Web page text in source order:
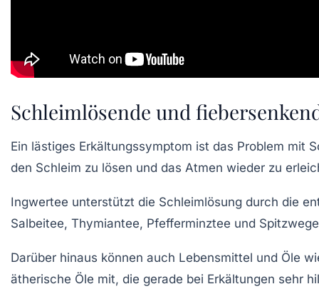
Schleimlösende und
Ein lästiges Erkältungssymptom ist das Problem mit
den Schleim zu lösen und das Atmen wieder zu
Ingwertee unterstützt die Schleimlösung durch die
Salbeitee, Thymiantee, Pfefferminztee und
Darüber hinaus können auch Lebensmittel und Öle
ätherische Öle mit, die gerade bei Erkältungen sehr